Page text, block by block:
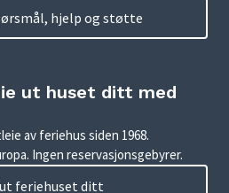
hjelp og støtte
ut huset ditt med
av feriehus siden 1968.
Ingen reservasjonsgebyrer.
feriehuset ditt